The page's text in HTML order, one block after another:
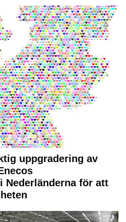
uppgradering av
Nederländerna för att